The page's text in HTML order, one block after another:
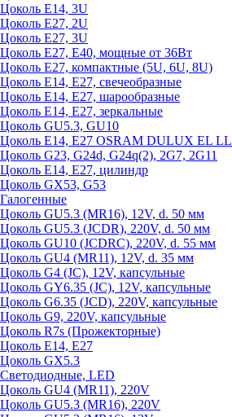
Цоколь Е14, 3U
Цоколь Е27, 2U
Цоколь Е27, 3U
Цоколь Е27, Е40, мощные от 36Вт
Цоколь Е27, компактные (5U, 6U, 8U)
Цоколь Е14, Е27, свечеобразные
Цоколь Е14, Е27, шарообразные
Цоколь Е14, Е27, зеркальные
Цоколь GU5.3, GU10
Цоколь Е14, Е27 OSRAM DULUX EL LL
Цоколь G23, G24d, G24q(2), 2G7, 2G11
Цоколь Е14, Е27, цилиндр
Цоколь GX53, G53
Галогенные
Цоколь GU5.3 (MR16), 12V, d. 50 мм
Цоколь GU5.3 (JCDR), 220V, d. 50 мм
Цоколь GU10 (JCDRC), 220V, d. 55 мм
Цоколь GU4 (MR11), 12V, d. 35 мм
Цоколь G4 (JC), 12V, капсульные
Цоколь GY6.35 (JC), 12V, капсульные
Цоколь G6.35 (JCD), 220V, капсульные
Цоколь G9, 220V, капсульные
Цоколь R7s (Прожекторные)
Цоколь E14, E27
Цоколь GX5.3
Светодиодные, LED
Цоколь GU4 (MR11), 220V
Цоколь GU5.3 (MR16), 220V